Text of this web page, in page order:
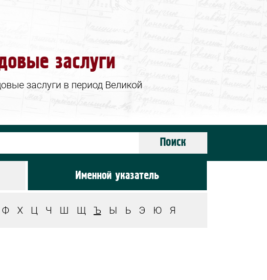
заслуги
заслуги в период Великой
Поиск
Именной указатель
Ф Х Ц Ч Ш Щ Ъ Ы Ь Э Ю Я